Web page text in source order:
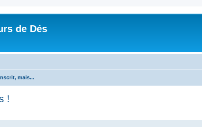
de Dés
mais...
!